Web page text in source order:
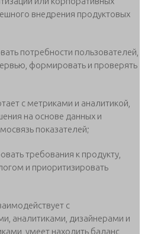
внедрения продуктовых
потребности пользователей,
формировать и проверять
с метриками и аналитикой,
на основе данных и
показателей;
требования к продукту,
и приоритизировать
с
аналитиками, дизайнерами и
умеет находить баланс